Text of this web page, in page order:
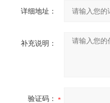
详细地址：
补充说明：
验证码：